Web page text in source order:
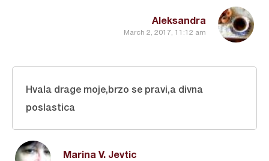
Aleksandra
March 2, 2017, 11:12 am
Marina V. Jevtic
Hvala drage moje,brzo se pravi,a divna
poslastica